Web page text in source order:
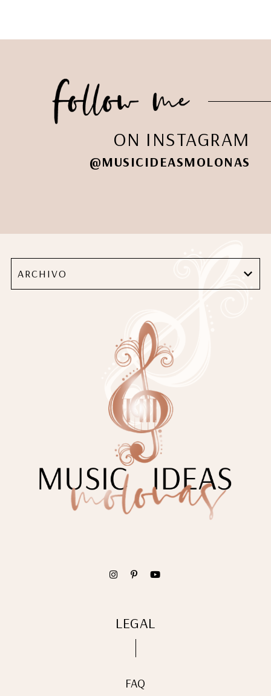
ON INSTAGRAM
@MUSICIDEASMOLONAS
ARCHIVO
LEGAL
FAQ